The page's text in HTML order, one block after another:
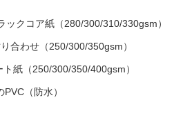
ックコア紙（280/300/310/330gsm）
合わせ（250/300/350gsm）
紙（250/300/350/400gsm）
（防水）